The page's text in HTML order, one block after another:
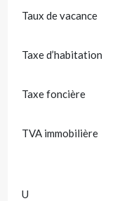
Taux de vacance
Taxe d’habitation
Taxe foncière
TVA immobilière
U